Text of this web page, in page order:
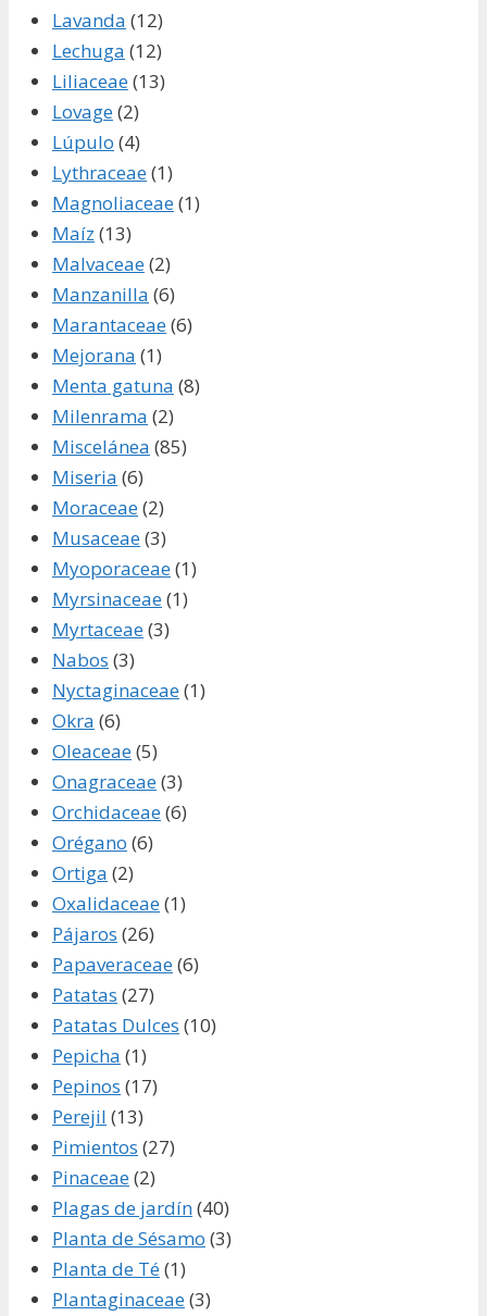
Lavanda (12)
Lechuga (12)
Liliaceae(13)
Lovage(2)
Lúpulo (4)
Lythraceae(1)
Magnoliaceae(1)
Maíz (13)
Malvaceae(2)
Manzanilla (6)
Marantaceae(6)
Mejorana (1)
Menta gatuna (8)
Milenrama (2)
Miscelánea (85)
Miseria (6)
Moraceae(2)
Musaceae(3)
Myoporaceae(1)
Myrsinaceae(1)
Myrtaceae(3)
Nabos (3)
Nyctaginaceae(1)
Okra (6)
Oleaceae(5)
Onagraceae(3)
Orchidaceae(6)
Orégano (6)
Ortiga (2)
Oxalidaceae(1)
Pájaros (26)
Papaveraceae(6)
Patatas (27)
Patatas Dulces (10)
Pepicha (1)
Pepinos (17)
Perejil (13)
Pimientos (27)
Pinaceae(2)
Plagas de jardín(40)
Planta de Sésamo (3)
Planta de Té(1)
Plantaginaceae(3)